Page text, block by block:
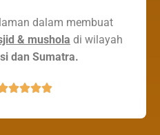
dalam membuat
& mushola di wilayah
dan Sumatra.
